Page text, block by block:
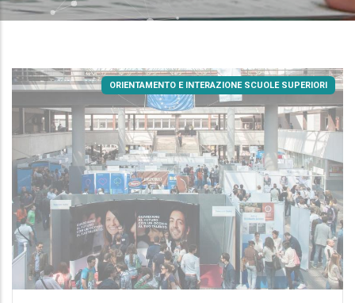
ORIENTAMENTO E INTERAZIONE SCUOLE SUPERIORI